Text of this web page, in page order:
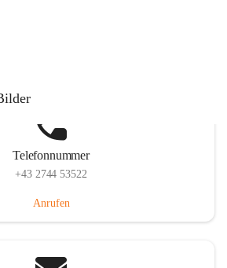
Telefonnummer
+43 2744 53522
Anrufen